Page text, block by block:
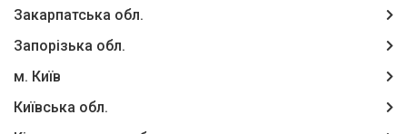
Закарпатська обл.
Запорізька обл.
м. Київ
Київська обл.